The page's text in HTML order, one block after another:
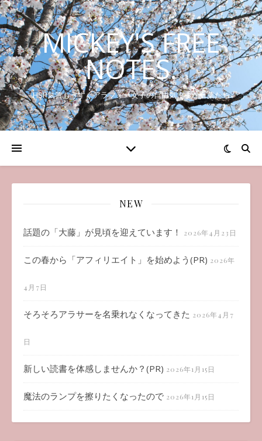
MICKEY'S FREE
NOTES.
HSP気質もうすぐアラフォー女子の自由気ままな言葉たち
NEW
話題の「大藤」が見頃を迎えています！ 2026年4月23日
この春から「アフィリエイト」を始めよう(PR) 2026年
4月7日
そろそろアラサーを名乗れなくなってきた 2026年4月7
日
新しい読書を体感しませんか？(PR) 2026年1月15日
魔法のランプを擦りたくなったので 2026年1月15日